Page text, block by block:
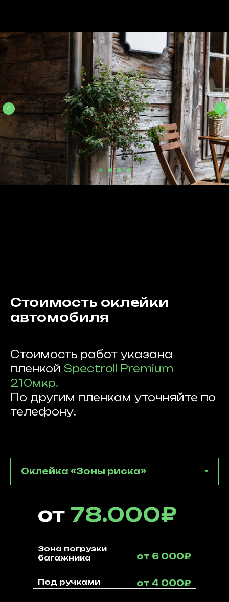
Стоимость оклейки
автомобиля
Стоимость работ указана
пленкой Spectroll Premium
210мкр.
По другим пленкам уточняйте по
телефону.
Зона погрузки
багажника
от 6 000₽
Под ручками от 4 000₽
от 78.000₽